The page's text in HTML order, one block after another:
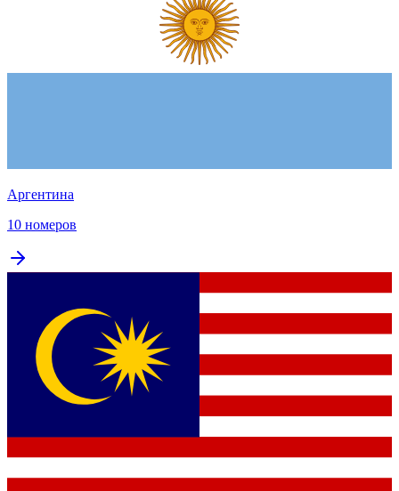
Аргентина
10 номеров